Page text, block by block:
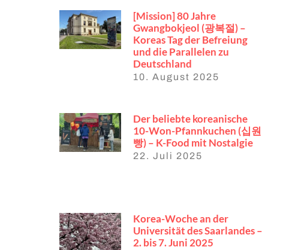
[Mission] 80 Jahre
Gwangbokjeol (광복절) –
Koreas Tag der Befreiung
und die Parallelen zu
Deutschland
10. August 2025
Der beliebte koreanische
10-Won-Pfannkuchen (십원
빵) – K-Food mit Nostalgie
22. Juli 2025
Korea-Woche an der
Universität des Saarlandes –
2. bis 7. Juni 2025